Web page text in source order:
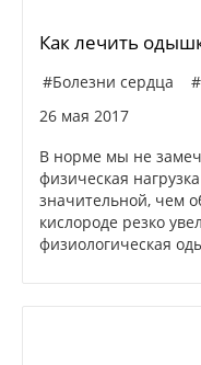
Как лечить
#Болезни сердца
26 мая 2017
В норме мы не
физическая
значительной, чем
кислороде резко
физиологическая